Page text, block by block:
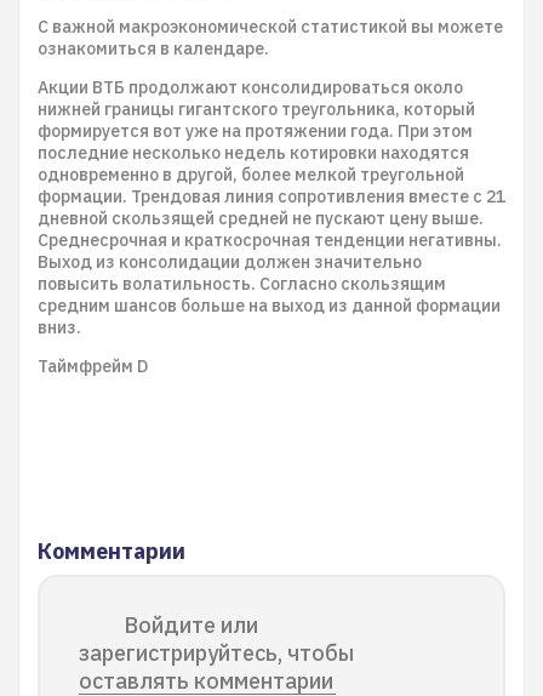
С важной макроэкономической статистикой вы можете
ознакомиться в календаре.
Акции ВТБ продолжают консолидироваться около
нижней границы гигантского треугольника, который
формируется вот уже на протяжении года. При этом
последние несколько недель котировки находятся
одновременно в другой, более мелкой треугольной
формации. Трендовая линия сопротивления вместе с 21
дневной скользящей средней не пускают цену выше.
Среднесрочная и краткосрочная тенденции негативны.
Выход из консолидации должен значительно
повысить волатильность. Согласно скользящим
средним шансов больше на выход из данной формации
вниз.
Таймфрейм D
Комментарии
Войдите или
зарегистрируйтесь, чтобы
оставлять комментарии